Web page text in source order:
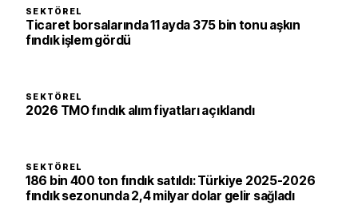
SEKTÖREL
Ticaret borsalarında 11 ayda 375 bin tonu aşkın
fındık işlem gördü
SEKTÖREL
2026 TMO fındık alım fiyatları açıklandı
SEKTÖREL
186 bin 400 ton fındık satıldı: Türkiye 2025-2026
fındık sezonunda 2,4 milyar dolar gelir sağladı